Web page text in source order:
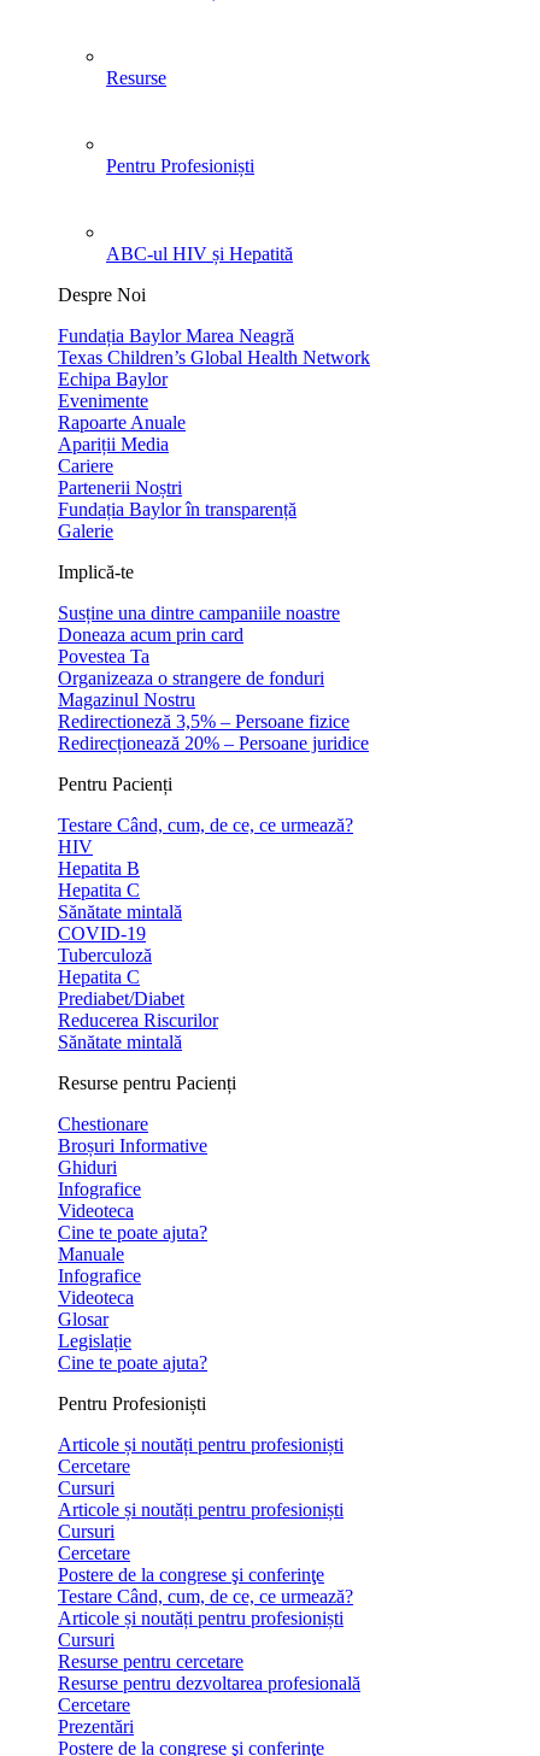
Resurse
Pentru Profesioniști
ABC-ul HIV și Hepatită
Despre Noi
Fundația Baylor Marea Neagră
Texas Children’s Global Health Network
Echipa Baylor
Evenimente
Rapoarte Anuale
Apariții Media
Cariere
Partenerii Noștri
Fundația Baylor în transparență
Galerie
Implică-te
Susține una dintre campaniile noastre
Doneaza acum prin card
Povestea Ta
Organizeaza o strangere de fonduri
Magazinul Nostru
Redirectioneză 3,5% – Persoane fizice
Redirecționează 20% – Persoane juridice
Pentru Pacienți
Testare Când, cum, de ce, ce urmează?
HIV
Hepatita B
Hepatita C
Sănătate mintală
COVID-19
Tuberculoză
Hepatita C
Prediabet/Diabet
Reducerea Riscurilor
Sănătate mintală
Resurse pentru Pacienți
Chestionare
Broșuri Informative
Ghiduri
Infografice
Videoteca
Cine te poate ajuta?
Manuale
Infografice
Videoteca
Glosar
Legislație
Cine te poate ajuta?
Pentru Profesioniști
Articole și noutăți pentru profesioniști
Cercetare
Cursuri
Articole și noutăți pentru profesioniști
Cursuri
Cercetare
Postere de la congrese şi conferinţe
Testare Când, cum, de ce, ce urmează?
Articole și noutăți pentru profesioniști
Cursuri
Resurse pentru cercetare
Resurse pentru dezvoltarea profesională
Cercetare
Prezentări
Postere de la congrese şi conferinţe